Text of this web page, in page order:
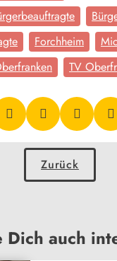
Forchheim
TV
Zurück
Dich auch